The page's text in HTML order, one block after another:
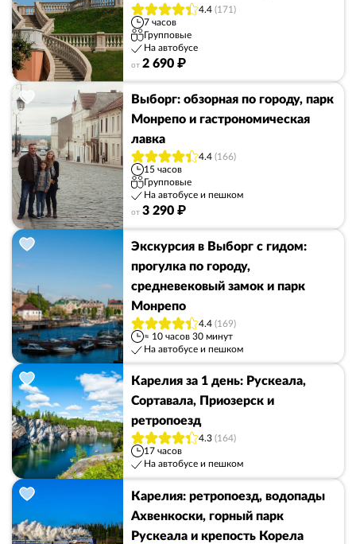
4.4 (171)
7 часов
Групповые
На автобусе
от 2 690 ₽
Выборг: обзорная по городу, парк
Монрепо и гастрономическая
лавка
4.4 (166)
15 часов
Групповые
На автобусе и пешком
от 3 290 ₽
Экскурсия в Выборг с гидом:
прогулка по городу,
средневековый замок и парк
Монрепо
4.4 (169)
≈ 10 часов 30 минут
На автобусе и пешком
Карелия за 1 день: Рускеала,
Сортавала, Приозерск и
ретропоезд
4.3 (164)
17 часов
На автобусе и пешком
Карелия: ретропоезд, водопады
Ахвенкоски, горный парк
Рускеала и крепость Корела